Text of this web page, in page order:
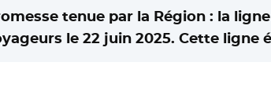
tenue par la Région : la
le 22 juin 2025. Cette ligne